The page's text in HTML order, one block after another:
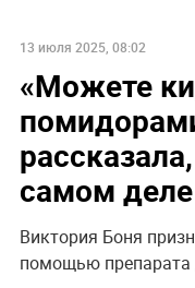
13 июля 2025, 08:02
«Можете
самом деле
Виктория Боня
помощью препарата